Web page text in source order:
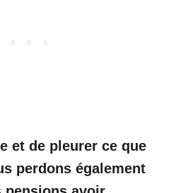
et de pleurer ce que
perdons également